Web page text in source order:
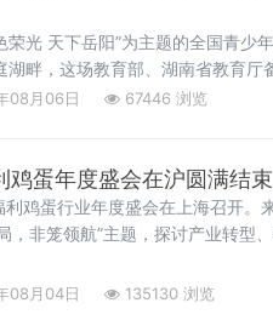
荣光 天下岳阳”为主题的全国青
湖畔，这场教育部、湖南省教育
08月06日 67446 浏览
鸡蛋年度盛会在沪圆满结束
鸡蛋行业年度盛会在上海召开
，非笼领航”主题，探讨产业转型
08月04日 135130 浏览